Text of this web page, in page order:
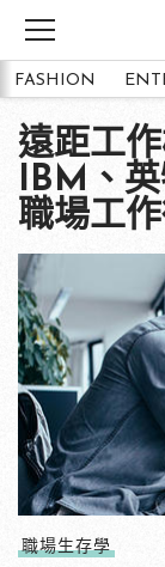
FASHION
遠距工
IBM、
職場工
職場生存學